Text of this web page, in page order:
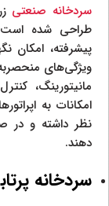
سردخانه صنعتی
طراحی شده است.
پیشرفته، امکان
ویژگی‌های
مانیتورینگ،
امکانات به
نظر داشته و در
دهند.
سردخانه